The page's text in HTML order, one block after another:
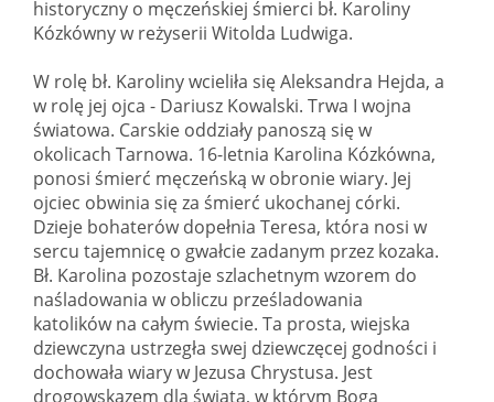
historyczny o męczeńskiej śmierci bł. Karoliny
Kózkówny w reżyserii Witolda Ludwiga.
W rolę bł. Karoliny wcieliła się Aleksandra Hejda, a
w rolę jej ojca - Dariusz Kowalski. Trwa I wojna
światowa. Carskie oddziały panoszą się w
okolicach Tarnowa. 16-letnia Karolina Kózkówna,
ponosi śmierć męczeńską w obronie wiary. Jej
ojciec obwinia się za śmierć ukochanej córki.
Dzieje bohaterów dopełnia Teresa, która nosi w
sercu tajemnicę o gwałcie zadanym przez kozaka.
Bł. Karolina pozostaje szlachetnym wzorem do
naśladowania w obliczu prześladowania
katolików na całym świecie. Ta prosta, wiejska
dziewczyna ustrzegła swej dziewczęcej godności i
dochowała wiary w Jezusa Chrystusa. Jest
drogowskazem dla świata, w którym Boga